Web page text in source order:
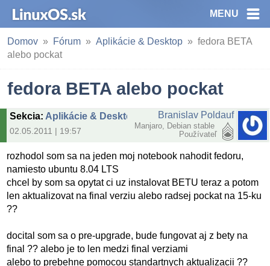
MENU
Domov Fórum Aplikácie & Desktop
fedora BETA
alebo pockat
fedora BETA alebo pockat
Sekcia: Aplikácie & Desktop
02.05.2011 | 19:57
Branislav Poldauf
Manjaro, Debian stable
Používateľ
rozhodol som sa na jeden moj notebook nahodit fedoru,
namiesto ubuntu 8.04 LTS
chcel by som sa opytat ci uz instalovat BETU teraz a potom
len aktualizovat na final verziu alebo radsej pockat na 15-ku
??
docital som sa o pre-upgrade, bude fungovat aj z bety na
final ?? alebo je to len medzi final verziami
alebo to prebehne pomocou standartnych aktualizacii ??